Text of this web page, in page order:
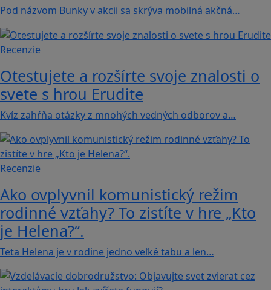
Pod názvom Bunky v akcii sa skrýva mobilná akčná…
Recenzie
Otestujete a rozšírte svoje znalosti o
svete s hrou Erudite
Kvíz zahŕňa otázky z mnohých vedných odborov a…
Recenzie
Ako ovplyvnil komunistický režim
rodinné vzťahy? To zistíte v hre „Kto
je Helena?“.
Teta Helena je v rodine jedno veľké tabu a len…